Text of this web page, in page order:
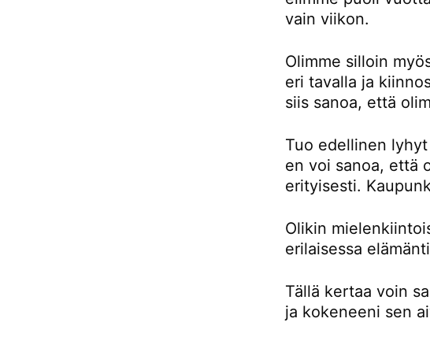
vain viikon.
Olimme silloin
eri tavalla ja
siis sanoa, että
Tuo edellinen
en voi sanoa, että
erityisesti.
Olikin
erilaisessa
Tällä kertaa voin
ja kokeneeni sen